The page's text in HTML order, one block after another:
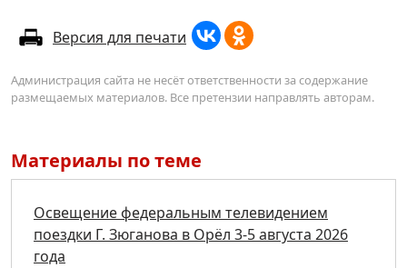
Версия для печати
Администрация сайта не несёт ответственности за содержание
размещаемых материалов. Все претензии направлять авторам.
Материалы по теме
Освещение федеральным телевидением
поездки Г. Зюганова в Орёл 3-5 августа 2026
года